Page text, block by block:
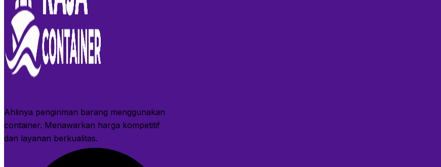
Ahlinya pengiriman barang menggunakan
container. Menawarkan harga kompetitif
dan layanan berkualitas.